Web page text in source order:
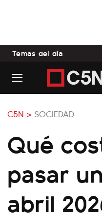
Temas del día
C5N > SOCIEDAD
Qué
pasar
abril